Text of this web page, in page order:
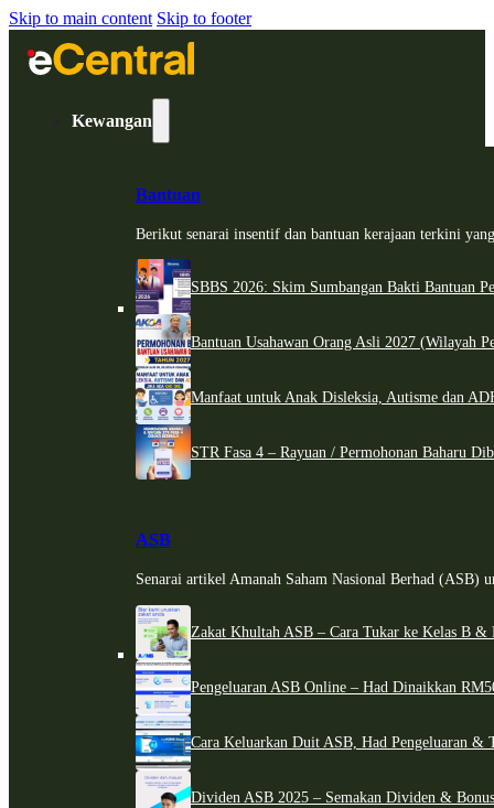
Skip to main content Skip to footer
Kewangan
Bantuan
Berikut senarai insentif dan bantuan kerajaan terkini
SBBS 2026: Skim Sumbangan Bakti Bantuan
Bantuan Usahawan Orang Asli 2027 (Wilayah
Manfaat untuk Anak Disleksia, Autisme dan
STR Fasa 4 – Rayuan / Permohonan Baharu
ASB
Senarai artikel Amanah Saham Nasional Berhad (ASB)
Zakat Khultah ASB – Cara Tukar ke Kelas B &
Pengeluaran ASB Online – Had Dinaikkan
Cara Keluarkan Duit ASB, Had Pengeluaran &
Dividen ASB 2025 – Semakan Dividen &